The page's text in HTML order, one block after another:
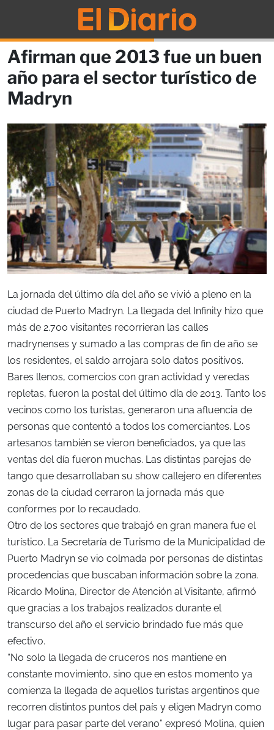
Afirman que 2013 fue un buen
año para el sector turístico de
Madryn
La jornada del último día del año se vivió a pleno en la
ciudad de Puerto Madryn. La llegada del Infinity hizo que
más de 2.700 visitantes recorrieran las calles
madrynenses y sumado a las compras de fin de año se
los residentes, el saldo arrojara solo datos positivos.
Bares llenos, comercios con gran actividad y veredas
repletas, fueron la postal del último día de 2013. Tanto los
vecinos como los turistas, generaron una afluencia de
personas que contentó a todos los comerciantes. Los
artesanos también se vieron beneficiados, ya que las
ventas del día fueron muchas. Las distintas parejas de
tango que desarrollaban su show callejero en diferentes
zonas de la ciudad cerraron la jornada más que
conformes por lo recaudado.
Otro de los sectores que trabajó en gran manera fue el
turístico. La Secretaría de Turismo de la Municipalidad de
Puerto Madryn se vio colmada por personas de distintas
procedencias que buscaban información sobre la zona.
Ricardo Molina, Director de Atención al Visitante, afirmó
que gracias a los trabajos realizados durante el
transcurso del año el servicio brindado fue más que
efectivo.
“No solo la llegada de cruceros nos mantiene en
constante movimiento, sino que en estos momento ya
comienza la llegada de aquellos turistas argentinos que
recorren distintos puntos del país y eligen Madryn como
lugar para pasar parte del verano” expresó Molina, quien